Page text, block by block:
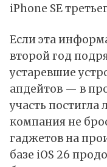
iPhone SE
Если эта
второй год
устаревшие
апдейтов — в
участь постигла
компания не
гаджетов на
базе iOS 26